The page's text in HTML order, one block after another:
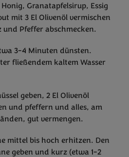
Granatapfelsirup, Essig
mit 3 El Olivenöl vermischen
und Pfeffer abschmecken.
3-4 Minuten dünsten.
fließendem kaltem Wasser
geben, 2 El Olivenöl
und pfeffern und alles, am
gut vermengen.
mittel bis hoch erhitzen. Den
geben und kurz (etwa 1-2